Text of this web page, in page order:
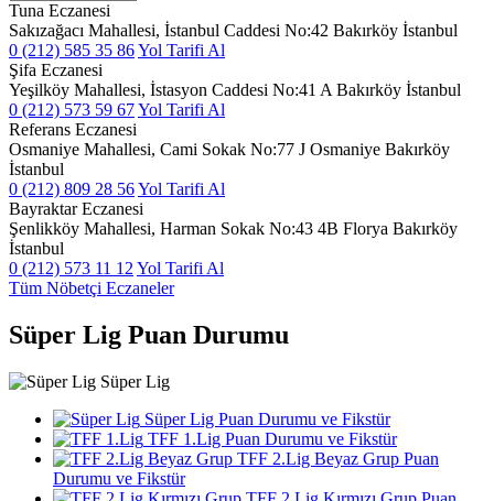
Tuna Eczanesi
Sakızağacı Mahallesi, İstanbul Caddesi No:42 Bakırköy İstanbul
0 (212) 585 35 86Yol Tarifi Al
Şifa Eczanesi
Yeşilköy Mahallesi, İstasyon Caddesi No:41 A Bakırköy İstanbul
0 (212) 573 59 67Yol Tarifi Al
Referans Eczanesi
Osmaniye Mahallesi, Cami Sokak No:77 J Osmaniye Bakırköy
İstanbul
0 (212) 809 28 56Yol Tarifi Al
Bayraktar Eczanesi
Şenlikköy Mahallesi, Harman Sokak No:43 4B Florya Bakırköy
İstanbul
0 (212) 573 11 12 Yol Tarifi Al
Tüm Nöbetçi Eczaneler
Süper Lig Puan Durumu
Süper Lig
Süper Lig Puan Durumu ve Fikstür
TFF 1.Lig Puan Durumu ve Fikstür
TFF 2.Lig Beyaz Grup Puan
Durumu ve Fikstür